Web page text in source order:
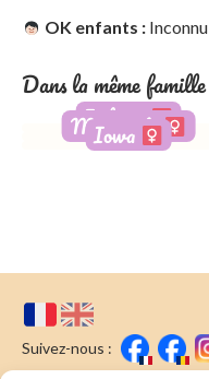
OK enfants : Inconnu
Dans la même famille
Indiana
Réservée
Minessota
Adoptée
Iowa
Suivez-nous :